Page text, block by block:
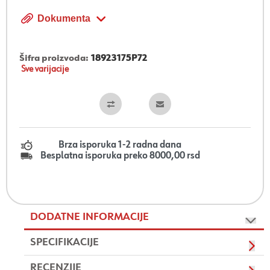
Dokumenta
Šifra proizvoda: 18923175P72
Sve varijacije
Brza isporuka 1-2 radna dana
Besplatna isporuka preko 8000,00 rsd
DODATNE INFORMACIJE
SPECIFIKACIJE
RECENZIJE